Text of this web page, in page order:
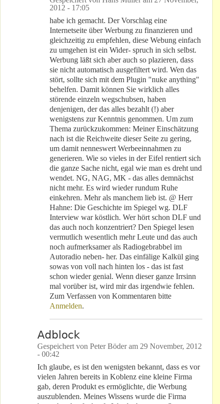
2012 - 17:05
habe ich gemacht. Der Vorschlag eine
Internetseite über Werbung zu finanzieren und
gleichzeitig zu empfehlen, diese Webung einfach
zu umgehen ist ein Wider- spruch in sich selbst.
Werbung läßt sich aber auch so plazieren, dass
sie nicht automatisch ausgefiltert wird. Wen das
stört, sollte sich mit dem Plugin "nuke anything"
behelfen. Damit können Sie wirklich alles
störende einzeln wegschubsen, haben
denjenigen, der das alles bezahlt (!) aber
wenigstens zur Kenntnis genommen. Um zum
Thema zurückzukommen: Meiner Einschätzung
nach ist die Reichweite dieser Seite zu gering,
um damit nenneswert Werbeeinnahmen zu
generieren. Wie so vieles in der Eifel rentiert sich
die ganze Sache nicht, egal wie man es dreht und
wendet. NG, NAG, MK - das alles demnächst
nicht mehr. Es wird wieder rundum Ruhe
einkehren. Mehr als manchem lieb ist. @ Herr
Hahne: Die Geschichte im Spiegel wg. DLF
Interview war köstlich. Wer hört schon DLF und
das auch noch konzentriert? Den Spiegel lesen
vermutlich wesentlich mehr Leute und das auch
noch aufmerksamer als Radiogebrabbel im
Autoradio neben- her. Das einfälige Kalkül ging
sowas von voll nach hinten los - das ist fast
schon wieder genial. Wenn dieser ganze Irrsinn
mal vorüber ist, wird mir das irgendwie fehlen.
Zum Verfassen von Kommentaren bitte
Anmelden.
Adblock
Gespeichert von Peter Böderam 29 November, 2012
- 00:42
Ich glaube, es ist den wenigsten bekannt, dass es vor
vielen Jahren bereits in Koblenz eine kleine Firma
gab, deren Produkt es ermöglichte, die Werbung
auszublenden. Meines Wissens wurde die Firma